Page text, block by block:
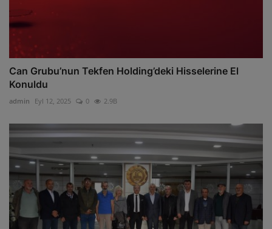
Can Grubu’nun Tekfen Holding’deki Hisselerine El
Konuldu
admin Eyl 12, 2025 0 2.9B